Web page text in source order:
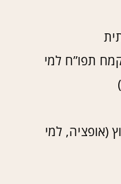
תפו”ח למי
(אופציה, למי